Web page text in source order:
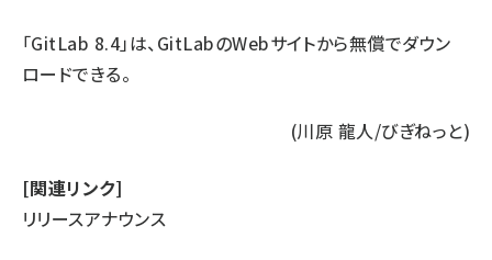
「GitLab 8.4」は、GitLabのWebサイトから無償でダウン
ロードできる。
(川原 龍人/びぎねっと)
[関連リンク]
リリースアナウンス